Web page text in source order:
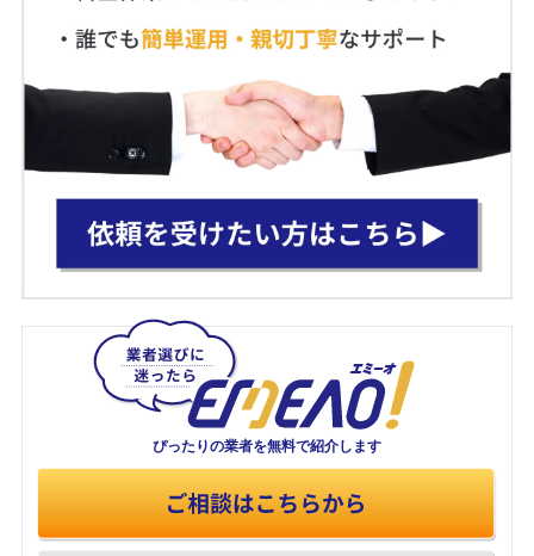
ぴったりの業者を無料で紹介します